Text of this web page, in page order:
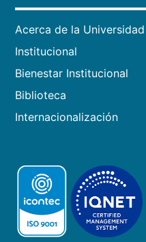
Acerca de la Universidad
Institucional
Bienestar Institucional
Biblioteca
Internacionalización